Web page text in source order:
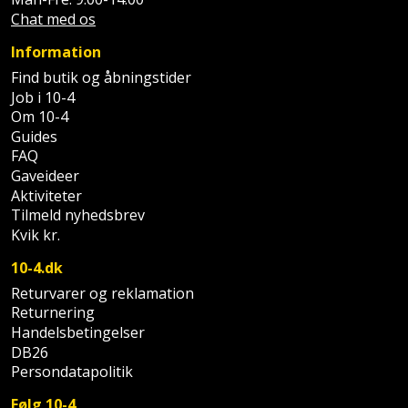
Sternbeklædning
Tag
og
tagplader
Terrassebrædder
Terrasseopklodsning
Tråd
til
byggeri
Træ
Vinduer
Palleløfter
Polsøger
Profilsaks
Reb
og
snor
Renseservietter
wipes
Sækkelukker
Saks
Industristøvsuger
Kantfræser
Kantlimer
Kantlimertilbehør
Kap-
og
geringssav
Kerneboremaskine
Klammepistol
Klippeværktøj
Kombokit
Højbede
Højtaler
Hylder
Jagt
og
fritid
Jul
Kaffe
Klæbesøm
Køkkenudstyr
Chat med os
Information
Find butik og åbningstider
Job i 10-4
Om 10-4
Guides
FAQ
Gaveideer
Aktiviteter
Tilmeld nyhedsbrev
Kvik kr.
10-4.dk
Returvarer og reklamation
Returnering
Handelsbetingelser
DB26
Persondatapolitik